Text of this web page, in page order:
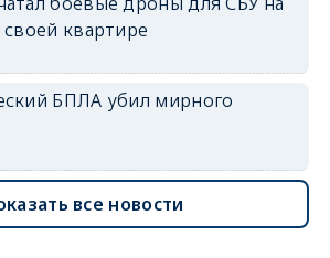
квартире
БПЛА убил мирного
все новости